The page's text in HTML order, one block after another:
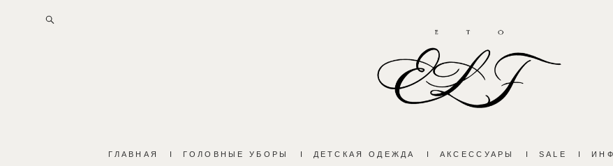
ГЛАВНАЯ I ГОЛОВНЫЕ УБОРЫ I ДЕТСКАЯ ОДЕЖДА I АКСЕССУАРЫ I SALE I